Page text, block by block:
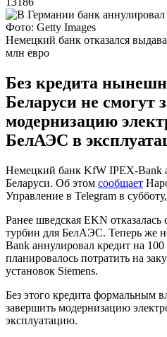
Фото: Getty Images
Немецкий банк отказался
млн евро
Без кредита
Беларуси не смогут
модернизацию
БелАЭС в
Немецкий банк KfW IPEX-Bank
Беларуси. Об этом сообщает
Управление в Telegram в
Ранее шведская EKN отказалась
турбин для БелАЭС. Теперь же
Bank аннулировал кредит на
планировалось потратить на
установок Siemens.
Без этого кредита формальным
завершить модернизацию
эксплуатацию.